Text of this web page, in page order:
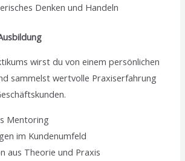
Denken und Handeln
wirst du von einem persönlichen
sammelst wertvolle Praxiserfahrung
Mentoring
im Kundenumfeld
aus Theorie und Praxis